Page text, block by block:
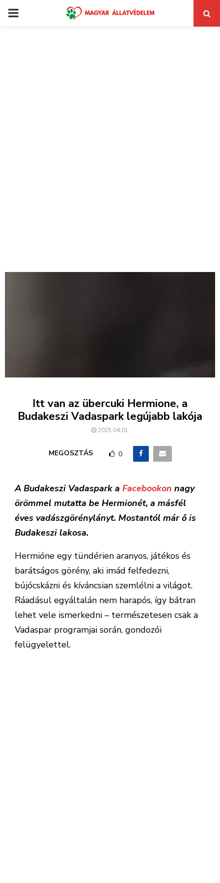
PRIMARY
Itt van az übercuki Hermione, a
Budakeszi Vadaspark legújabb lakója
2025.04.01.
MEGOSZTÁS 0
A Budakeszi Vadaspark a Facebookon nagy
örömmel mutatta be Hermionét, a másfél
éves vadászgörénylányt. Mostantól már ő is
Budakeszi lakosa.
Hermióne egy tündérien aranyos, játékos és
barátságos görény, aki imád felfedezni,
bújócskázni és kíváncsian szemlélni a világot.
Ráadásul egyáltalán nem harapós, így bátran
lehet vele ismerkedni – természetesen csak a
Vadaspar programjai során, gondozói
felügyelettel.